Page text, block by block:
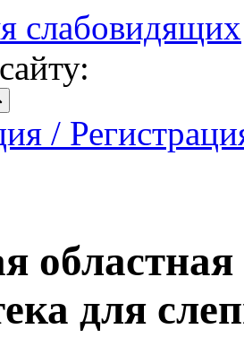
слабовидящих
/
для